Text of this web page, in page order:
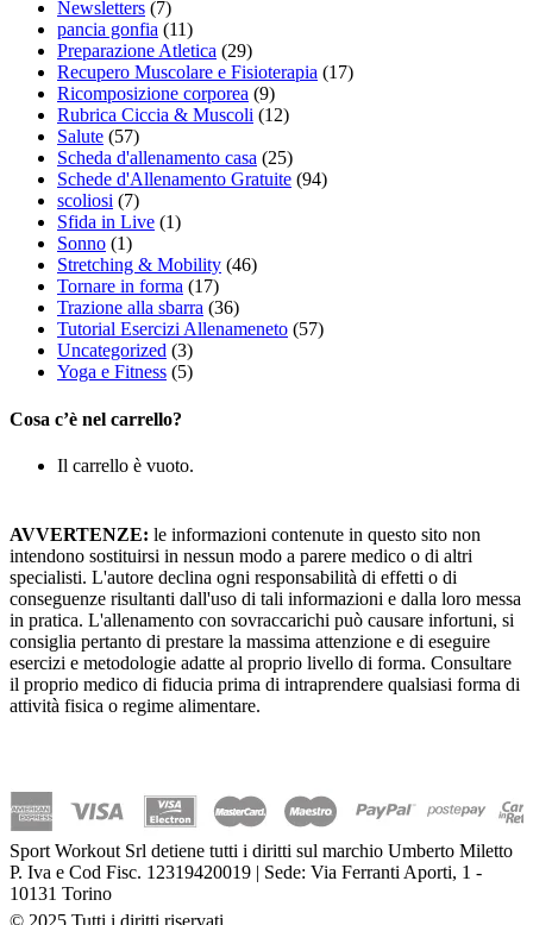
Newsletters (7)
pancia gonfia (11)
Preparazione Atletica (29)
Recupero Muscolare e Fisioterapia (17)
Ricomposizione corporea (9)
Rubrica Ciccia & Muscoli (12)
Salute (57)
Scheda d'allenamento casa (25)
Schede d'Allenamento Gratuite (94)
scoliosi (7)
Sfida in Live (1)
Sonno (1)
Stretching & Mobility (46)
Tornare in forma (17)
Trazione alla sbarra (36)
Tutorial Esercizi Allenameneto (57)
Uncategorized (3)
Yoga e Fitness (5)
Cosa c’è nel carrello?
Il carrello è vuoto.
AVVERTENZE: le informazioni contenute in questo sito non
intendono sostituirsi in nessun modo a parere medico o di altri
specialisti. L'autore declina ogni responsabilità di effetti o di
conseguenze risultanti dall'uso di tali informazioni e dalla loro messa
in pratica. L'allenamento con sovraccarichi può causare infortuni, si
consiglia pertanto di prestare la massima attenzione e di eseguire
esercizi e metodologie adatte al proprio livello di forma. Consultare
il proprio medico di fiducia prima di intraprendere qualsiasi forma di
attività fisica o regime alimentare.
Sport Workout Srl detiene tutti i diritti sul marchio Umberto Miletto
P. Iva e Cod Fisc. 12319420019 | Sede: Via Ferranti Aporti, 1 -
10131 Torino
© 2025 Tutti i diritti riservati